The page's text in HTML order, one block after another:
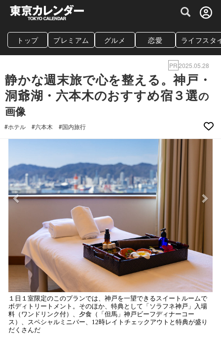
グルメ情報・プレミアムレストラン予約
トップ プレミアム グルメ 恋愛 ライフスタ
PR2025.05.28
静かな週末旅で心を整える。神戸・
洞爺湖・六本木のおすすめ宿３選の
画像
#ホテル #六本木 #国内旅行
１日１室限定のこのプランでは、神戸を一望できるスイートルームで
ボディトリートメント。そのほか、特典として「ソラフネ神戸」入場
料（ワンドリンク付）、夕食（「但馬」神戸ビーフディナーコー
ス）、スペシャルミニバー、12時レイトチェックアウトと特典が盛り
だくさんだ